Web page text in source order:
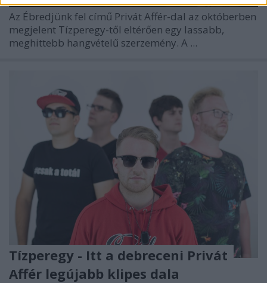
Az Ébredjünk fel című Privát Affér-dal az októberben
megjelent Tízperegy-től eltérően egy lassabb,
meghittebb hangvételű szerzemény. A ...
Tízperegy - Itt a debreceni Privát
Affér legújabb klipes dala